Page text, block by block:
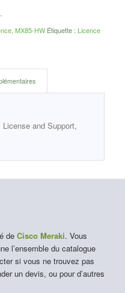
, MX85-HW Étiquette : Licence
and Support,
de Cisco Meraki. Vous
l’ensemble du catalogue
si vous ne trouvez pas
un devis, ou pour d’autres